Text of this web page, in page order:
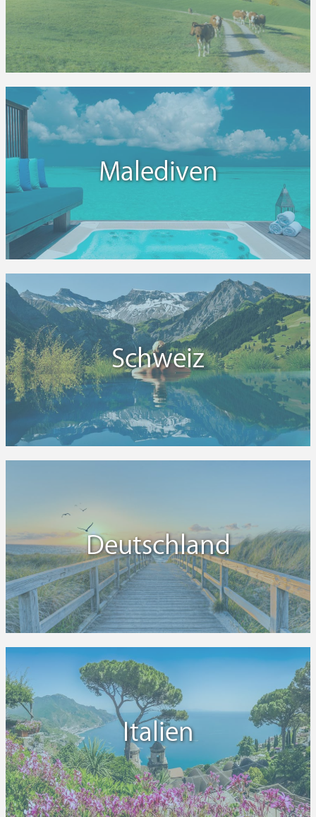
Malediven
Schweiz
Deutschland
Italien